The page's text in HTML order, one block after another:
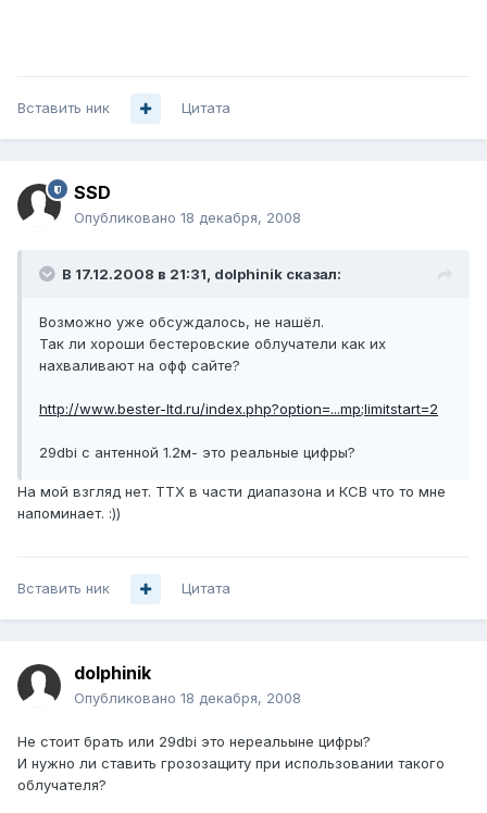
Вставить ник Цитата
SSD
Опубликовано 18 декабря, 2008
В 17.12.2008 в 21:31, dolphinik сказал:
Возможно уже обсуждалось, не нашёл.
Так ли хороши бестеровские облучатели как их
нахваливают на офф сайте?
http://www.bester-ltd.ru/index.php?option=...mp;limitstart=2
29dbi с антенной 1.2м- это реальные цифры?
На мой взгляд нет. ТТХ в части диапазона и КСВ что то мне
напоминает. :))
Вставить ник Цитата
dolphinik
Опубликовано 18 декабря, 2008
Не стоит брать или 29dbi это нереальыне цифры?
И нужно ли ставить грозозащиту при использовании такого
облучателя?